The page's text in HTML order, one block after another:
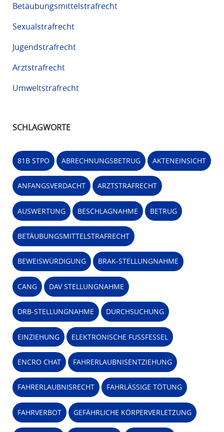
Betäubungsmittelstrafrecht
Sexualstrafrecht
Jugendstrafrecht
Arztstrafrecht
Umweltstrafrecht
SCHLAGWORTE
81B STPO ABRECHNUNGSBETRUG AKTENEINSICHT
ANFANGSVERDACHT ARZTSTRAFRECHT
AUSWERTUNG BESCHLAGNAHME BETRUG
BETÄUBUNGSMITTELSTRAFRECHT
BEWEISWÜRDIGUNG BRAK-STELLUNGNAHME
CANG DAV STELLUNGNAHME
DRB-STELLUNGNAHME DURCHSUCHUNG
EINZIEHUNG ELEKTRONISCHE FUSSFESSEL
ENCRO CHAT FAHRERLAUBNISENTZIEHUNG
FAHRERLAUBNISRECHT FAHRLÄSSIGE TÖTUNG
FAHRVERBOT GEFÄHRLICHE KÖRPERVERLETZUNG